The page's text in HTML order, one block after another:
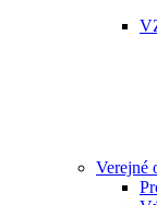
Verejné